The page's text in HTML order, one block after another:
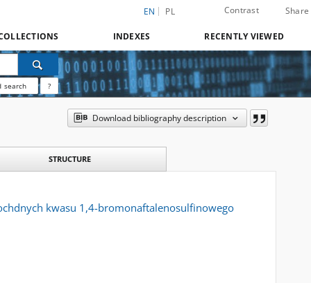
EN PL Contrast Share
INDEXES RECENTLY VIEWED
search ?
Download bibliography description
STRUCTURE
kwasu 1,4-bromonaftalenosulfinowego